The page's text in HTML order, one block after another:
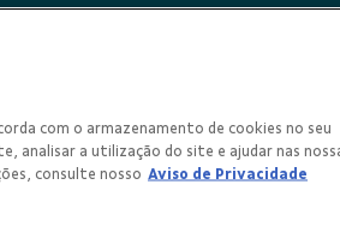
com o armazenamento de cookies no seu
analisar a utilização do site e ajudar nas
consulte nosso Aviso de Privacidade